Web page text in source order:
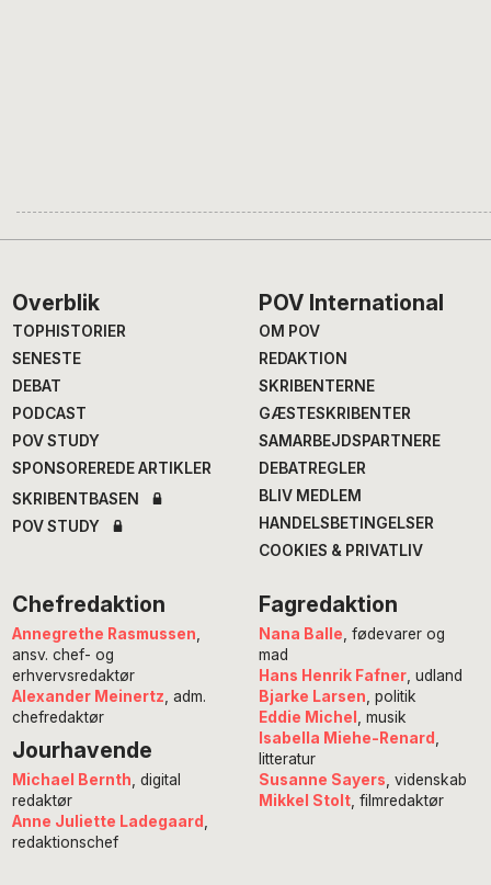
Footer
Overblik
TOPHISTORIER
SENESTE
DEBAT
PODCAST
POV STUDY
SPONSOREREDE ARTIKLER
SKRIBENTBASEN
POV STUDY
POV International
OM POV
REDAKTION
SKRIBENTERNE
GÆSTESKRIBENTER
SAMARBEJDSPARTNERE
DEBATREGLER
BLIV MEDLEM
HANDELSBETINGELSER
COOKIES & PRIVATLIV
Chefredaktion
Annegrethe Rasmussen
ansv. chef- og
erhvervsredaktør
Alexander Meinertz , adm.
chefredaktør
Jourhavende
Michael Bernth, digital
redaktør
Anne Juliette Ladegaard ,
redaktionschef
Fagredaktion
Nana Balle , fødevarer og
mad
Hans Henrik Fafner, udland
Bjarke Larsen , politik
Eddie Michel , musik
Isabella Miehe-Renard
litteratur
Susanne Sayers , videnskab
Mikkel Stolt, filmredaktør